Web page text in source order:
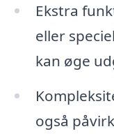
Ekstra
eller
kan øge
også